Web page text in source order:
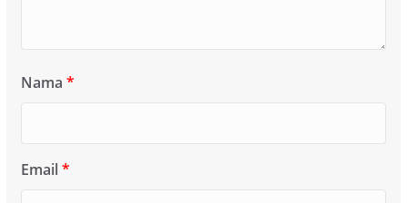
Nama *
Email*